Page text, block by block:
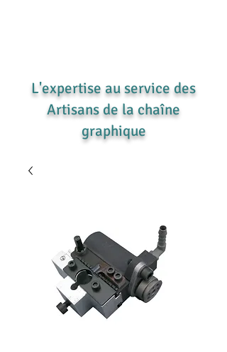
L'expertise au service des
Artisans de la chaîne
graphique